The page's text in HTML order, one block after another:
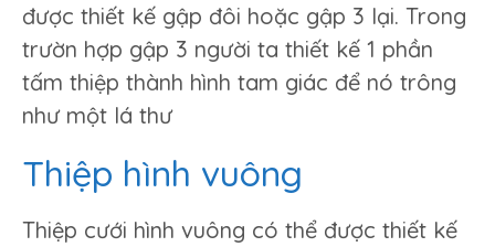
được thiết kế gập đôi hoặc gập 3 lại. Trong
trườn hợp gập 3 người ta thiết kế 1 phần
tấm thiệp thành hình tam giác để nó trông
như một lá thư
Thiệp hình vuông
Thiệp cưới hình vuông có thể được thiết kế